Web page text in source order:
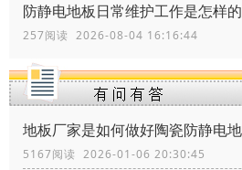
防静电地板日常维护工作是怎样的
257阅读 2026-08-04 16:16:44
5167阅读 2026-01-06 20:30:45